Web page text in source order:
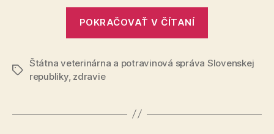
POKRAČOVAŤ V ČÍTANÍ
získala
bez
Značky
Štátna veterinárna a potravinová správa Slovenskej
republiky, zdravie